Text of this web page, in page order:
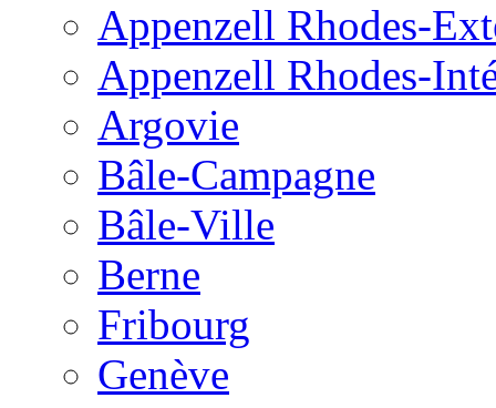
Appenzell Rhodes-
Appenzell Rhodes-
Argovie
Bâle-Campagne
Bâle-Ville
Berne
Fribourg
Genève